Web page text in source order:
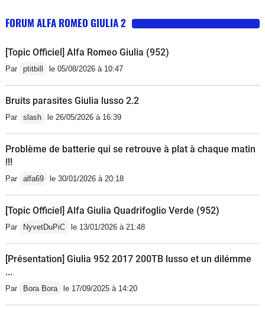
FORUM ALFA ROMEO GIULIA 2
[Topic Officiel] Alfa Romeo Giulia (952)
Par ptitbill le 05/08/2026 à 10:47
Bruits parasites Giulia lusso 2.2
Par slash le 26/05/2026 à 16:39
Problème de batterie qui se retrouve à plat à chaque matin
!!!
Par alfa69 le 30/01/2026 à 20:18
[Topic Officiel] Alfa Giulia Quadrifoglio Verde (952)
Par NyvetDuPiC le 13/01/2026 à 21:48
[Présentation] Giulia 952 2017 200TB lusso et un dilémme
...
Par Bora Bora le 17/09/2025 à 14:20